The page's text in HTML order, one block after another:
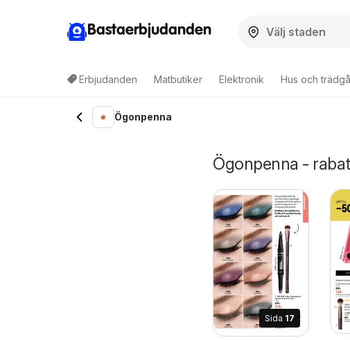
Bastaerbjudanden
Erbjudanden Matbutiker Elektronik Hus och
Ögonpenna
Ögonpenna -
Sida 17